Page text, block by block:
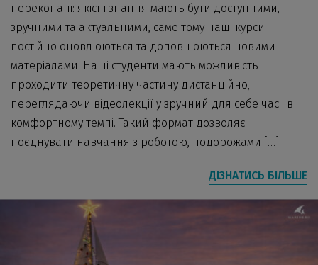
переконані: якісні знання мають бути доступними,
зручними та актуальними, саме тому наші курси
постійно оновлюються та доповнюються новими
матеріалами. Наші студенти мають можливість
проходити теоретичну частину дистанційно,
переглядаючи відеолекції у зручний для себе час і в
комфортному темпі. Такий формат дозволяє
поєднувати навчання з роботою, подорожами […]
ДІЗНАТИСЬ БІЛЬШЕ